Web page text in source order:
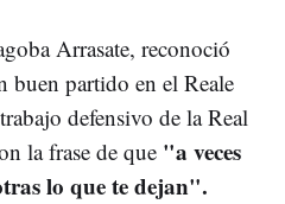
Arrasate, reconoció
buen partido en el Reale
defensivo de la Real
la frase de que "a veces
lo que te dejan".